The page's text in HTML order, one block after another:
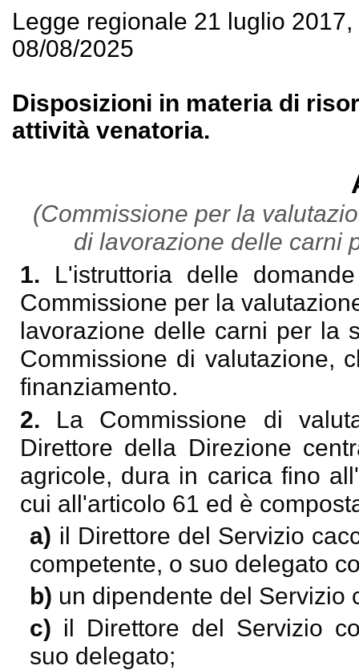
Legge regionale 21 luglio
08/08/2025
Disposizioni in materia di
attività venatoria.
(Commissione per la
di lavorazione delle carni
1. L'istruttoria delle
Commissione per la
lavorazione delle carni per la
Commissione di valutazione,
finanziamento.
2. La Commissione di
Direttore della Direzione
agricole, dura in carica fino
cui all'articolo 61 ed è
a) il Direttore del Servizio
competente, o suo delegato
b) un dipendente del Servizio
c) il Direttore del Servizio
suo delegato;